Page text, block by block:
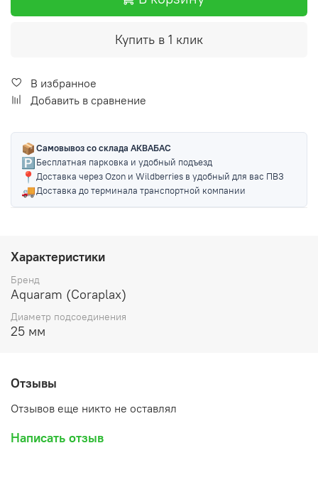
Купить в 1 клик
В избранное
Добавить в сравнение
📦Самовывоз со склада АКВАБАС
🅿️ Бесплатная парковка и удобный подъезд
📍 Доставка через Ozon и Wildberries в удобный для вас ПВЗ
🚚Доставка до терминала транспортной компании
Характеристики
Бренд
Aquaram (Coraplax)
Диаметр подсоединения
25 мм
Отзывы
Отзывов еще никто не оставлял
Написать отзыв